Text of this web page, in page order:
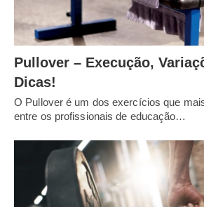
Pullover – Execução,
Dicas!
O Pullover é um dos exercícios que
entre os profissionais de educação…